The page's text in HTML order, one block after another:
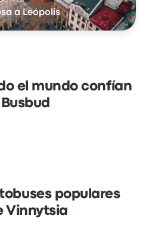
a Leópolis
el mundo confían
populares
Vinnytsia